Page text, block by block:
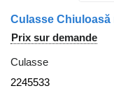
Prix sur demande
Culasse
2245533